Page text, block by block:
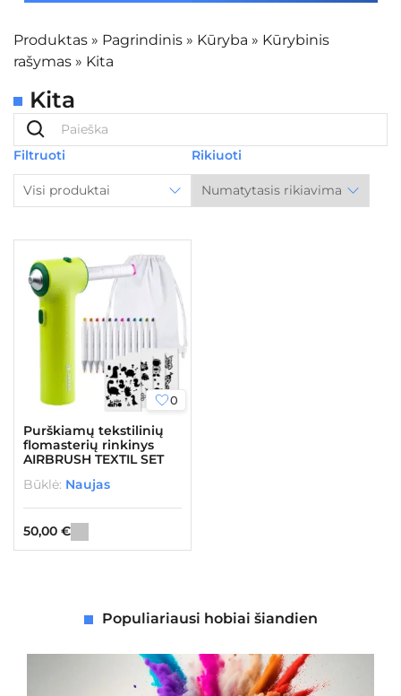
Produktas » Pagrindinis » Kūryba » Kūrybinis
rašymas » Kita
Kita
Filtruoti
Visi produktai
Rikiuoti
0
Purškiamų tekstilinių
flomasterių rinkinys
AIRBRUSH TEXTIL SET
Būklė: Naujas
50,00 €
Populiariausi hobiai šiandien